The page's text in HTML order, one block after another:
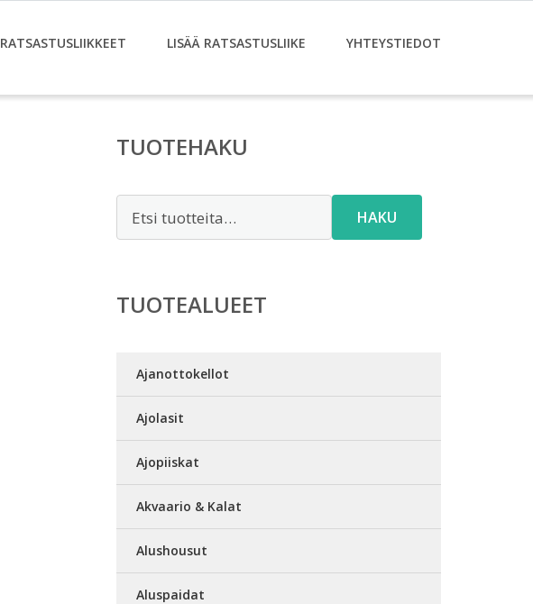
RATSASTUSLIIKKEET LISÄÄ RATSASTUSLIIKE YHTEYSTIEDOT
TUOTEHAKU
HAKU
TUOTEALUEET
Ajanottokellot
Ajolasit
Ajopiiskat
Akvaario & Kalat
Alushousut
Aluspaidat